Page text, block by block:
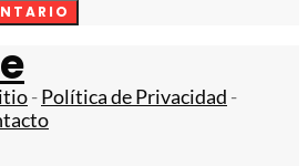
-Política de Privacidad -